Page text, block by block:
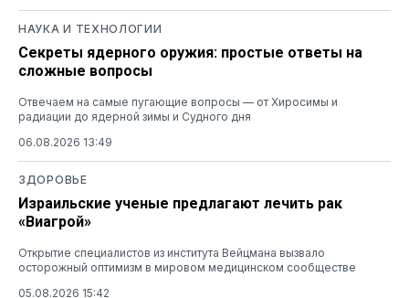
НАУКА И ТЕХНОЛОГИИ
Секреты ядерного оружия: простые ответы на
сложные вопросы
Отвечаем на самые пугающие вопросы — от Хиросимы и
радиации до ядерной зимы и Судного дня
06.08.2026 13:49
ЗДОРОВЬЕ
Израильские ученые предлагают лечить рак
«Виагрой»
Открытие специалистов из института Вейцмана вызвало
осторожный оптимизм в мировом медицинском сообществе
05.08.2026 15:42